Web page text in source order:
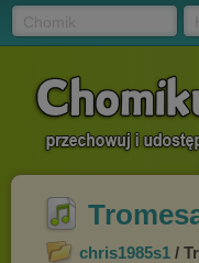
chris1985s1 /